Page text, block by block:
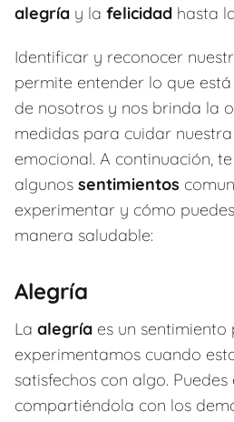
alegría y la felicidad hasta
Identificar y reconocer
permite entender lo que
de nosotros y nos brinda la
medidas para cuidar
emocional. A continuación,
algunos sentimientos
experimentar y cómo
manera saludable:
Alegría
La alegría es un sentimiento
experimentamos cuando
satisfechos con algo.
compartiéndola con los